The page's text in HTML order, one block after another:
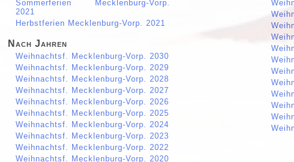
Sommerferien Mecklenburg-Vorp.
2021
Herbstferien Mecklenburg-Vorp. 2021
Nach Jahren
Weihnachtsf. Mecklenburg-Vorp. 2030
Weihnachtsf. Mecklenburg-Vorp. 2029
Weihnachtsf. Mecklenburg-Vorp. 2028
Weihnachtsf. Mecklenburg-Vorp. 2027
Weihnachtsf. Mecklenburg-Vorp. 2026
Weihnachtsf. Mecklenburg-Vorp. 2025
Weihnachtsf. Mecklenburg-Vorp. 2024
Weihnachtsf. Mecklenburg-Vorp. 2023
Weihnachtsf. Mecklenburg-Vorp. 2022
Weihnachtsf. Mecklenburg-Vorp. 2020